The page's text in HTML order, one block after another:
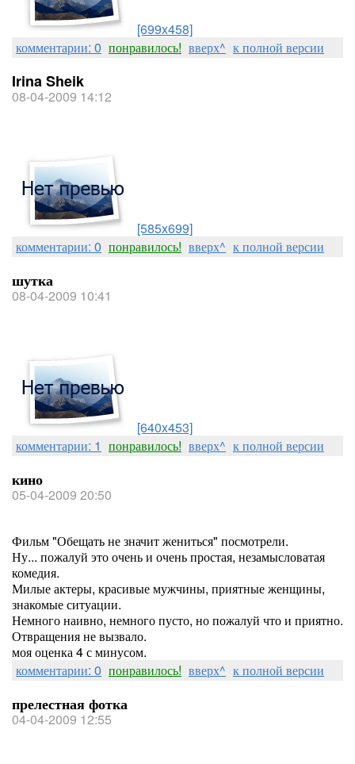
[699x458]
комментарии: 0 понравилось! вверх^ к полной версии
Irina Sheik
08-04-2009 14:12
[585x699]
комментарии: 0 понравилось! вверх^ к полной версии
шутка
08-04-2009 10:41
[640x453]
комментарии: 1 понравилось! вверх^ к полной версии
кино
05-04-2009 20:50
Фильм "Обещать не значит жениться" посмотрели.
Ну... пожалуй это очень и очень простая, незамысловатая
комедия.
Милые актеры, красивые мужчины, приятные женщины,
знакомые ситуации.
Немного наивно, немного пусто, но пожалуй что и приятно.
Отвращения не вызвало.
моя оценка 4 с минусом.
комментарии: 0 понравилось! вверх^ к полной версии
прелестная фотка
04-04-2009 12:55